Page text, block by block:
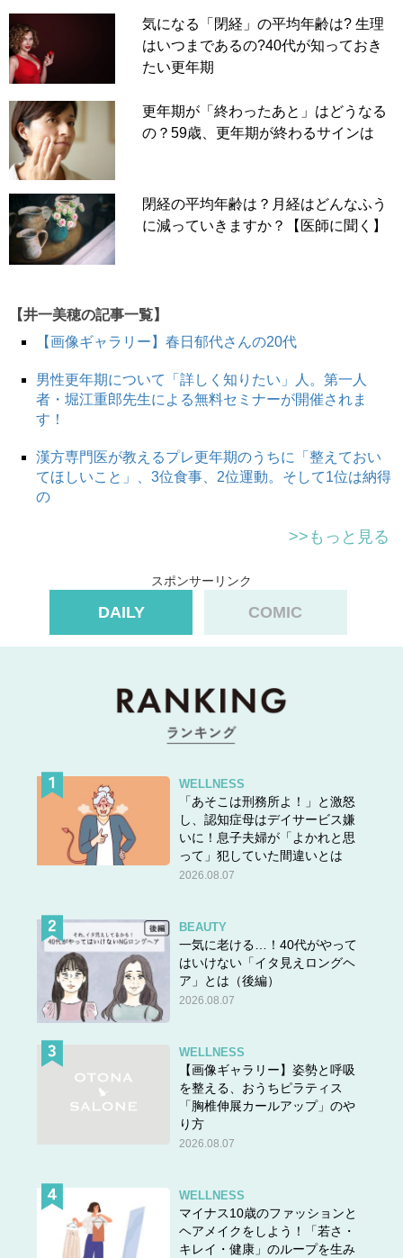
【連載・更年期50代のアフタヌーンエイジ日記・毎週木曜
更年期世代「後ろから・横から」写真を撮ってもら
うのが大事なのではないか？
みなさん、「写真に写る」機会ってありますか？
私はカメラロールを開いても99％子どもと猫の写真で、自
見る機会はほとんどありません。だから、自宅の窓ガラス
に映ったドッシリとしたオバサンを見て「誰！？」ってび
っくりします。恐らく脳内での自分の姿は32歳くらいのイ
メージのままなのですね、いまだに毎回びっくりします。
そんな中、この自分の後ろ姿の写真を撮ってもらい、笑っ
見慣れたいつもの自分の髪ですが、ちゃんと整えてもらう
とこんなに違ったんだ！！！と。
後ろから自分を見ることはないため、前からをちょちょっ
する世代の私たちは、きっと後ろや横からも自分を確認し
続けないとならないんだなと。
横から見るともっとひどいので、ぜひリンクから経緯をご
▶嘘でしょ⁉「究極のインワンシャンプー」に出会ってし
まった。洗っただけでこのまっすぐ髪
気になる「閉経」の平均年齢は? 生理
はいつまであるの?40代が知っておき
たい更年期
更年期が「終わったあと」はどうなる
の？59歳、更年期が終わるサインは
閉経の平均年齢は？月経はどんなふう
に減っていきますか？【医師に聞く】
【井一美穂の記事一覧】
【画像ギャラリー】春日郁代さんの20代
男性更年期について「詳しく知りたい」人。第一人
者・堀江重郎先生による無料セミナーが開催されま
す！
漢方専門医が教えるプレ更年期のうちに「整えておい
てほしいこと」、3位食事、2位運動。そして1位は納得
の
>>もっと見る
スポンサーリンク
DAILY COMIC
WELLNESS
「あそこは刑務所よ！」と激怒
し、認知症母はデイサービス嫌
いに！息子夫婦が「よかれと思
って」犯していた間違いとは
2026.08.07
BEAUTY
一気に老ける…！40代がやって
はいけない「イタ見えロングヘ
ア」とは（後編）
2026.08.07
WELLNESS
【画像ギャラリー】姿勢と呼吸
を整える、おうちピラティス
「胸椎伸展カールアップ」のや
り方
2026.08.07
WELLNESS
マイナス10歳のファッションと
ヘアメイクをしよう！「若さ・
キレイ・健康」のループを生み